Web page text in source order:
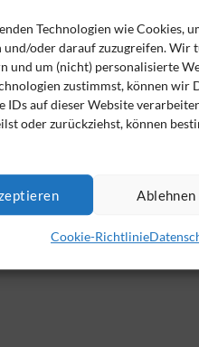
Technologien wie Cookies,
und/oder darauf zuzugreifen. Wir
und um (nicht) personalisierte
zustimmst, können wir
IDs auf dieser Website
oder zurückziehst, können
Ablehnen
Cookie-Richtlinie
und konkreten Hilfen mit
Jetzt